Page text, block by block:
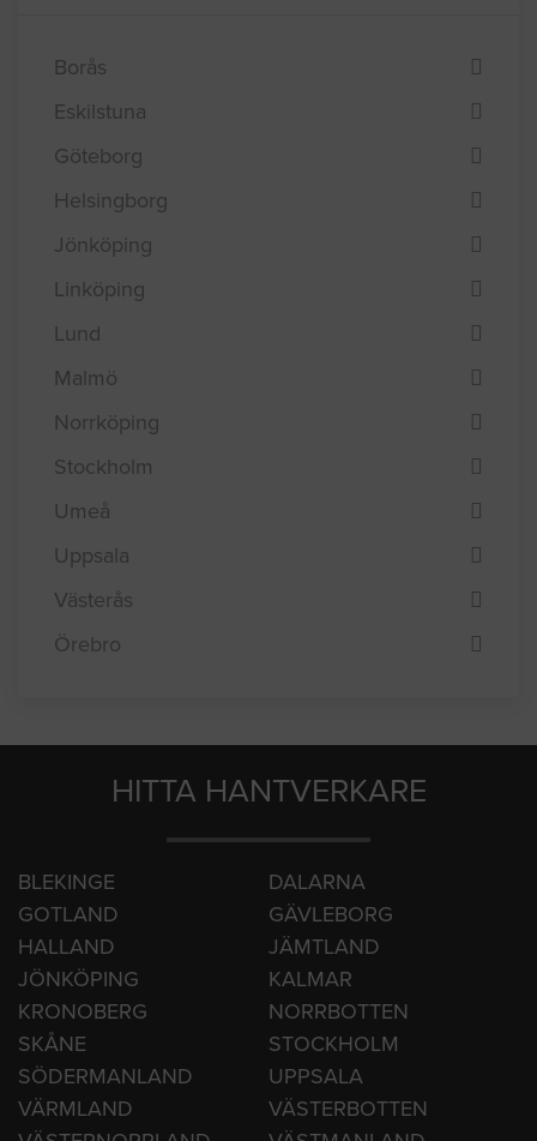
Efterfråga offert i
Borås
Eskilstuna
Göteborg
Helsingborg
Jönköping
Linköping
Lund
Malmö
Norrköping
Stockholm
Umeå
Uppsala
Örebro
HITTA HANTVERKARE
BLEKINGE
DALARNA
GOTLAND
GÄVLEBORG
HALLAND
JÄMTLAND
JÖNKÖPING
KALMAR
KRONOBERG
NORRBOTTEN